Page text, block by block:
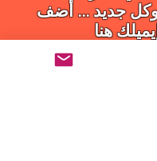
جديد ... أضف
هنا